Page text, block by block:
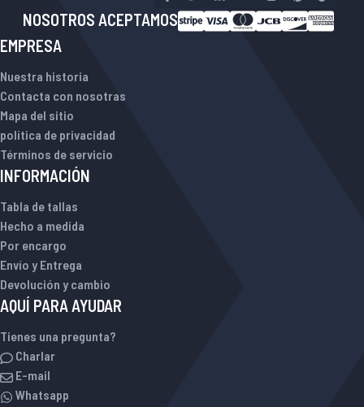
NOSOTROS ACEPTAMOS
EMPRESA
Nuestra historia
Contacta con nosotras
Mapa del sitio
política de privacidad
Términos de servicio
INFORMACIÓN
Tabla de tallas
Hecho a medida
Por encargo
Envío y Entrega
Devolución y cambio
AQUÍ PARA AYUDAR
Tienes una pregunta?
Charlar
E-mail
Whatsapp